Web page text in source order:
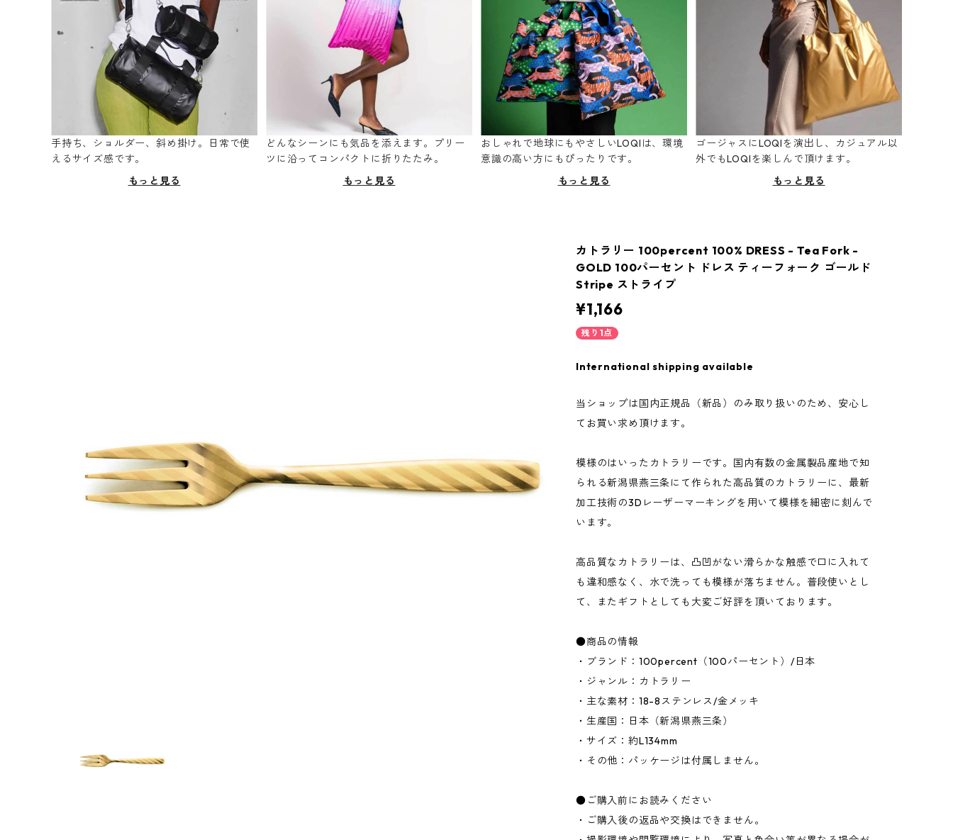
手持ち、ショルダー、斜め掛け。日常で使
えるサイズ感です。
もっと見る
どんなシーンにも気品を添えます。プリー
ツに沿ってコンパクトに折りたたみ。
もっと見る
おしゃれで地球にもやさしいLOQIは、環境
意識の高い方にもぴったりです。
もっと見る
ゴージャスにLOQIを演出し、カジュアル以
外でもLOQIを楽しんで頂けます。
もっと見る
カトラリー 100percent 100% DRESS - Tea Fork -
GOLD 100パーセント ドレス ティーフォーク ゴールド
Stripe ストライプ
¥1,166
残り1点
International shipping available
当ショップは国内正規品（新品）のみ取り扱いのため、安心し
てお買い求め頂けます。
模様のはいったカトラリーです。国内有数の金属製品産地で知
られる新潟県燕三条にて作られた高品質のカトラリーに、最新
加工技術の3Dレーザーマーキングを用いて模様を細密に刻んで
います。
高品質なカトラリーは、凸凹がない滑らかな触感で口に入れて
も違和感なく、水で洗っても模様が落ちません。普段使いとし
て、またギフトとしても大変ご好評を頂いております。
●商品の情報
・ブランド：100percent（100パーセント）/日本
・ジャンル：カトラリー
・主な素材：18-8ステンレス/金メッキ
・生産国：日本（新潟県燕三条）
・サイズ：約L134mm
・その他：パッケージは付属しません。
●ご購入前にお読みください
・ご購入後の返品や交換はできません。